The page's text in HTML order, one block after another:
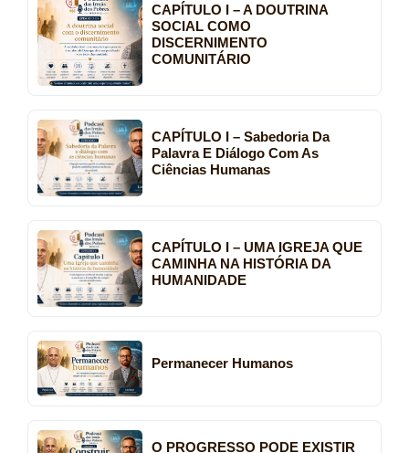
CAPÍTULO I – A DOUTRINA
SOCIAL COMO
DISCERNIMENTO
COMUNITÁRIO
CAPÍTULO I – Sabedoria Da
Palavra E Diálogo Com As
Ciências Humanas
CAPÍTULO I – UMA IGREJA QUE
CAMINHA NA HISTÓRIA DA
HUMANIDADE
Permanecer Humanos
O PROGRESSO PODE EXISTIR